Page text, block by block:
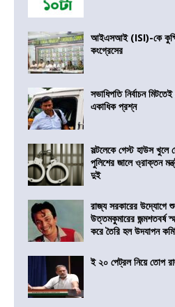
আইএসআই (ISI)-কে
কংগ্রেসের
সভাধিপতি নির্বাচন
একাধিক প্রশ্ন
সল্টলেকে গেস্ট হাউস খুলে
পুলিশের জালে ও্রাক্তন
দুই
রাজ্য সরকারের উদ্যোগে
উত্তমকুমারের জন্মশতবর্ষ
করে তৈরি হল উদযাপন
ই ২০ পেট্রল নিয়ে তোপ